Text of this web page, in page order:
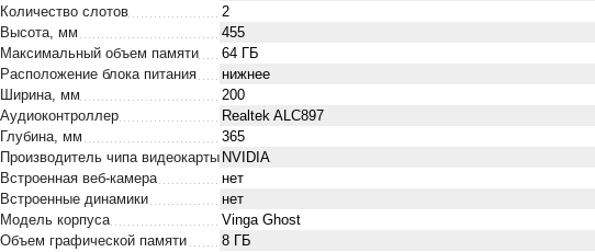
Количество слотов
2
Высота, мм
455
Максимальный объем памяти
64 ГБ
Расположение блока питания
нижнее
Ширина, мм
200
Аудиоконтроллер
Realtek ALC897
Глубина, мм
365
Производитель чипа видеокарты NVIDIA
Встроенная веб-камера
нет
Встроенные динамики
нет
Модель корпуса
Vinga Ghost
Объем графической памяти
8 ГБ